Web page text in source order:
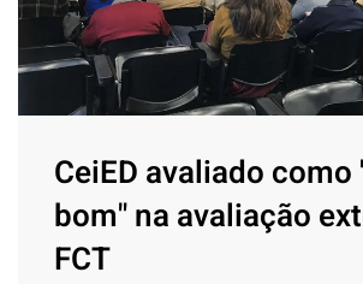
CeiED avaliado
bom" na avaliação
FCT